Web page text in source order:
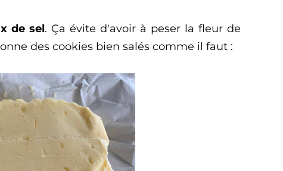
de sel. Ça évite d'avoir à peser la fleur de
des cookies bien salés comme il faut :